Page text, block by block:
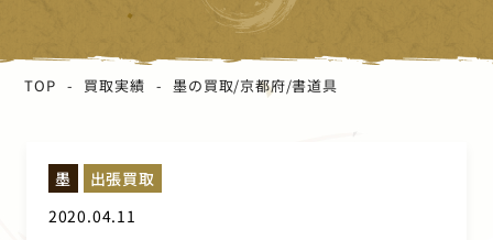
TOP 買取実績 墨の買取/京都府/書道具
墨
出張買取
2020.04.11